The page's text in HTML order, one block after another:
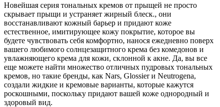
Новейшая серия тональных кремов от прыщей не просто
скрывает прыщи и устраняет жирный блеск., они
восстанавливают кожный барьер и придают коже
естественное, имитирующее кожу покрытие, которое вы
будете чувствовать себя комфортно, нанося ежедневно поверх
вашего любимого солнцезащитного крема без комедонов и
увлажняющего крема для кожи, склонной к акне. Да, вы все
еще можете найти множество отличных пудровых тональных
кремов, но такие бренды, как Nars, Glossier и Neutrogena,
создали жидкие и кремовые варианты, которые кажутся
роскошными, поскольку придают вашей коже однородный и
здоровый вид.